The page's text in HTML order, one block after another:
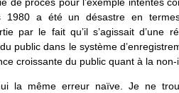
1980 a été un désastre en
par le fait qu’il s’agissait d’une
public dans le système
croissante du public quant à la non-
la même erreur naïve. Je ne